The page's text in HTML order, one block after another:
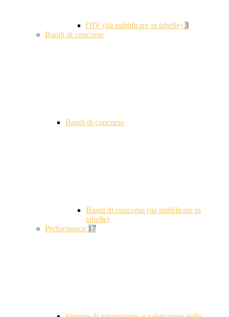
OIV (da pubblicare in tabelle) 3
Bandi di concorso
Bandi di concorso
Bandi di concorso (da pubblicare in
tabelle)
Performance 17